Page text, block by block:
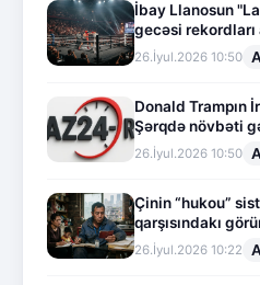
İbay Llanosun
gecəsi
26.İyul.2026 10:50
Donald Trampın
Şərqdə növbəti
26.İyul.2026 10:50
Çinin “hukou”
qarşısındakı
26.İyul.2026 10:22